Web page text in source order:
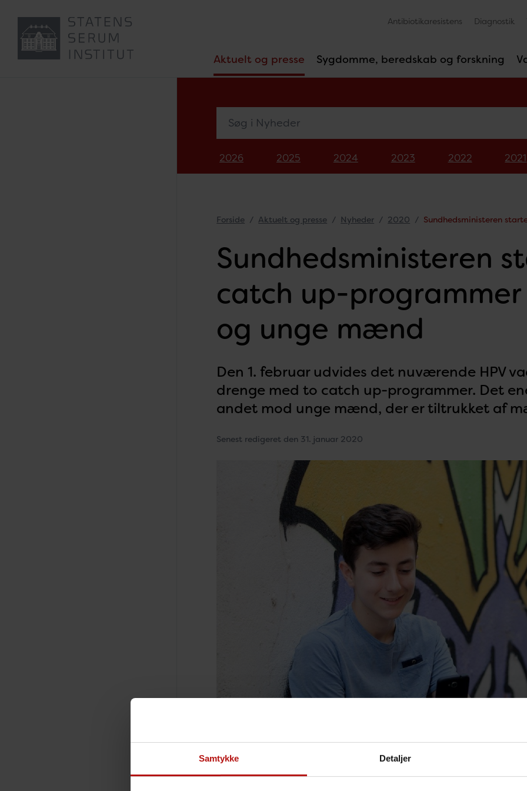
Samtykke Detaljer
Aktuelt og presse Sygdomme, beredskab og forskning
Antibiotikaresistens Diagnostik
2026 2025 2024 2023 2022 2021
Forside Aktuelt og presse Nyheder 2020 Sundhedsministeren
Sundhedsministeren
catch up-
og unge mænd
Den 1. februar udvides det nuværende HPV
drenge med to catch up-programmer. Det
andet mod unge mænd, der er tiltrukket af
Senest redigeret den 31. januar 2020